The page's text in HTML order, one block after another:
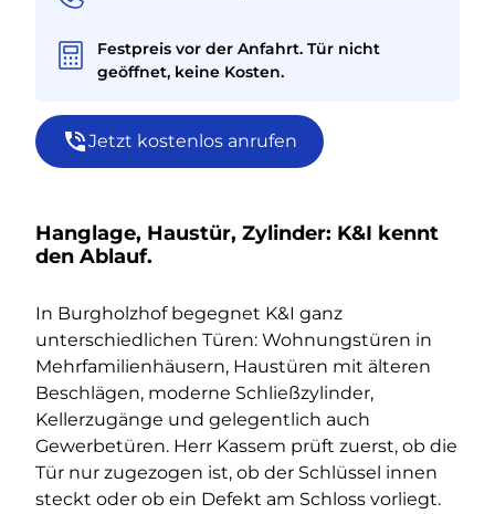
Festpreis vor der Anfahrt. Tür nicht
geöffnet, keine Kosten.
Jetzt kostenlos anrufen
Hanglage, Haustür, Zylinder: K&I kennt
den Ablauf.
In Burgholzhof begegnet K&I ganz
unterschiedlichen Türen: Wohnungstüren in
Mehrfamilienhäusern, Haustüren mit älteren
Beschlägen, moderne Schließzylinder,
Kellerzugänge und gelegentlich auch
Gewerbetüren. Herr Kassem prüft zuerst, ob die
Tür nur zugezogen ist, ob der Schlüssel innen
steckt oder ob ein Defekt am Schloss vorliegt.